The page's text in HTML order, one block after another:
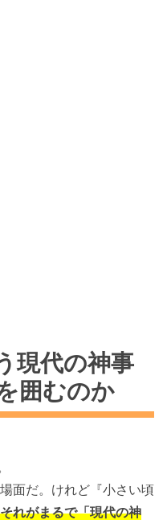
現代の神事
囲むのか
面だ。けれど『小さい頃
それがまるで「現代の神